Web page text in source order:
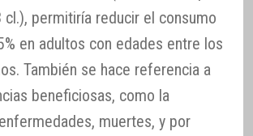
cl.), permitiría reducir el consumo
en adultos con edades entre los
También se hace referencia a
beneficiosas, como la
muertes, y por